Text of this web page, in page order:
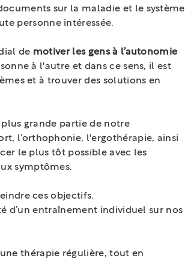
sur la maladie et le système
personne intéressée.
de motiver les gens à l’autonomie
à l'autre et dans ce sens, il est
et à trouver des solutions en
grande partie de notre
l’orthophonie, l'ergothérapie, ainsi
le plus tôt possible avec les
symptômes.
ces objectifs.
d’un entraînement individuel sur nos
thérapie régulière, tout en